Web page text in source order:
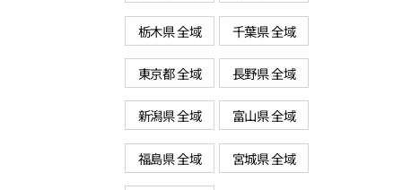
栃木県 全域 千葉県 全域
東京都 全域 長野県 全域
新潟県 全域 富山県 全域
福島県 全域 宮城県 全域